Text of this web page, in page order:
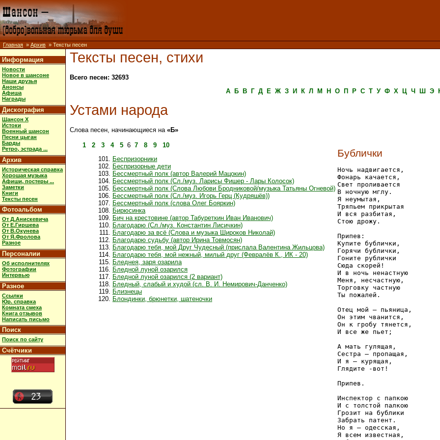
Главная » Архив » Тексты песен
Информация
Новости
Новое в шансоне
Наши друзья
Анонсы
Афиша
Награды
Дискография
Шансон X
Истоки
Военный шансон
Песни цыган
Барды
Ретро, эстрада ...
Архив
Историческая справка
Хорошая музыка
Афиши, постеры ...
Заметки
Книги
Тексты песен
Фотоальбом
От Д.Анискевича
От Е.Гиршева
От В.Окунева
От Я.Фролова
Разное
Персоналии
Об исполнителях
Фотографии
Интервью
Разное
Ссылки
Юр. справка
Комната смеха
Книга отзывов
Написать письмо
Поиск
Поиск по сайту
Счётчики
Тексты песен, стихи
Всего песен: 32693
А
Б В Г Д Е Ж З И К Л М Н О П Р С Т У Ф Х Ц Ч Ш Э
Устами народа
Слова песен, начинающиеся на «Б»
1 2 3 4 5 6 7 8 9
10
Беспризорники
Беспризорные дети
Бессмертный полк (автор Валерий Мацокин)
Бессмертный полк (Сл./муз. Ларисы Фишер - Лары Колосок)
Бессмертный полк (Слова Любови Бродниковой/музыка Татьяны Огневой)
Бессмертный полк (Сл./муз. Игорь Герц (Кудряшёв))
Бессмертный полк (слова Олег Бояркин)
Бирюсинка
Бич на крестовине (автор Табуреткин Иван Иванович)
Благодарю (Сл./муз. Константин Лисичкин)
Благодарю за всё (Слова и музыка Широков Николай)
Благодарю судьбу (автор Ирина Товмосян)
Благодарю тебя, мой Друг Чудесный (прислала Валентина Жильцова)
Благодарю тебя, мой нежный, милый друг (Февралёв К., ИК - 20)
Бледнея, заря озарила
Бледной луной озарился
Бледной луной озарился (2 вариант)
Бледный, слабый и худой (сл. В. И. Немирович-Данченко)
Близнецы
Блондинки, брюнетки, шатеночки
Бублички
Ночь надвигается,
Фонарь качается,
Свет проливается
В ночную мглу.
Я неумытая,
Тряпьем прикрытая
И вся разбитая,
Стою дрожу.
Припев:
Купите бублички,
Горячи бублички,
Гоните рублички
Сюда скорей!
И в ночь ненастную
Меня, несчастную,
Торговку частную
Ты пожалей.
Отец мой — пьяница,
Он этим чванится,
Он к гробу тянется,
И все же пьет;
А мать гулящая,
Сестра — пропащая,
И я — курящая,
Глядите -вот!
Припев.
Инспектор с папкою
И с толстой палкою
Грозит на бублики
Забрать патент.
Но я — одесская,
Я всем известная,